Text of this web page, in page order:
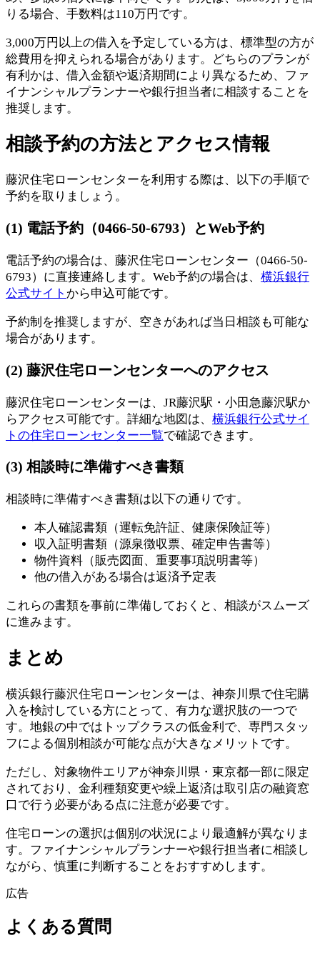
りる場合、手数料は110万円です。
3,000万円以上の借入を予定している方は、標準型の方が
総費用を抑えられる場合があります。どちらのプランが
有利かは、借入金額や返済期間により異なるため、ファ
イナンシャルプランナーや銀行担当者に相談することを
推奨します。
相談予約の方法とアクセス情報
藤沢住宅ローンセンターを利用する際は、以下の手順で
予約を取りましょう。
(1) 電話予約（0466-50-6793）とWeb予約
電話予約の場合は、藤沢住宅ローンセンター（0466-50-
6793）に直接連絡します。Web予約の場合は、 横浜銀行
公式サイト から申込可能です。
予約制を推奨しますが、空きがあれば当日相談も可能な
場合があります。
(2) 藤沢住宅ローンセンターへのアクセス
藤沢住宅ローンセンターは、JR藤沢駅・小田急藤沢駅か
らアクセス可能です。詳細な地図は、 横浜銀行公式サイ
トの住宅ローンセンター一覧で確認できます。
(3) 相談時に準備すべき書類
相談時に準備すべき書類は以下の通りです。
本人確認書類（運転免許証、健康保険証等）
収入証明書類（源泉徴収票、確定申告書等）
物件資料（販売図面、重要事項説明書等）
他の借入がある場合は返済予定表
これらの書類を事前に準備しておくと、相談がスムーズ
に進みます。
まとめ
横浜銀行藤沢住宅ローンセンターは、神奈川県で住宅購
入を検討している方にとって、有力な選択肢の一つで
す。地銀の中ではトップクラスの低金利で、専門スタッ
フによる個別相談が可能な点が大きなメリットです。
ただし、対象物件エリアが神奈川県・東京都一部に限定
されており、金利種類変更や繰上返済は取引店の融資窓
口で行う必要がある点に注意が必要です。
住宅ローンの選択は個別の状況により最適解が異なりま
す。ファイナンシャルプランナーや銀行担当者に相談し
ながら、慎重に判断することをおすすめします。
広告
よくある質問